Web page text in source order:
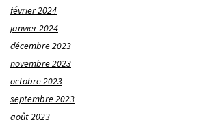
février 2024
janvier 2024
décembre 2023
novembre 2023
octobre 2023
septembre 2023
août 2023